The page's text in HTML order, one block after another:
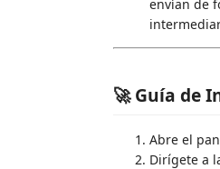
envían de
🚀 Guía de
Abre el
Dirígete a